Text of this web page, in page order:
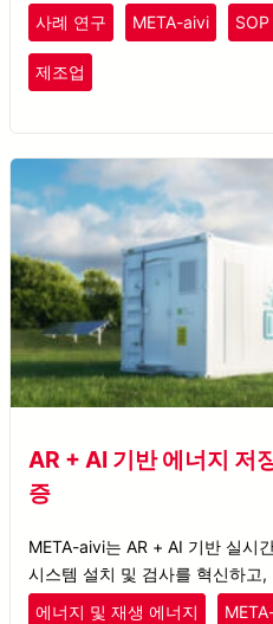
축을 실현했습니다.
사례 연구 META-aivi
제조업
AR + AI 기반 에너지 저
증
META-aivi는 AR + AI 기반 실시
시스템 설치 및 검사를 혁신하고
다.
에너지 및 재생 에너지